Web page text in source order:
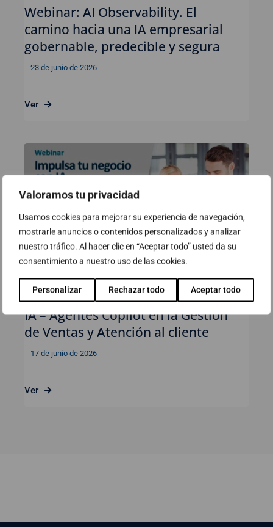
Valoramos tu privacidad
Usamos cookies para mejorar su experiencia de navegación,
mostrarle anuncios o contenidos personalizados y analizar
nuestro tráfico. Al hacer clic en “Aceptar todo” usted da su
consentimiento a nuestro uso de las cookies.
Personalizar Rechazar todo Aceptar todo
Webinar: AI Observability. El
camino hacia una IA empresarial
gobernable, predecible y segura
23 de junio de 2026
Ver
Webinar: Impulsa tu negocio con
IA – Agentes Copilot en la Gestión
de Ventas y Atención al cliente
17 de junio de 2026
Ver